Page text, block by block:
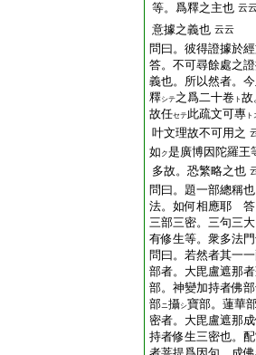
等。爲釋之主也 云
意據之義也 云云
問曰。彼得證據於
答。不可尋餘處之
義也。所以然者。
釋シテ之爲二十卷 ト 故
故任セテ此疏文可專 ト
叶文理故不可用之
如 ク是廣博因陀羅王
多故。恐繁略之也
問曰。題一部總稱
法。如何相應耶 答
三部三密。三句三
有修生等。衆多法
問曰。若然者其一
部者。大毘盧遮那
部。神變加持者佛
部ニ攝シ寶部。蓮華
密者。大毘盧遮那
持者修生三密也。